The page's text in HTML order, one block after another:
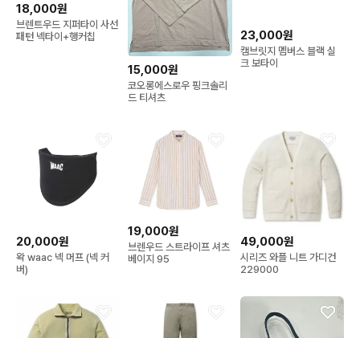
18,000원
브렌트우드 지퍼타이 사선
패턴 넥타이+행커칩
15,000원
코오롱에스로우 핑크솔리
드 티셔츠
23,000원
캠브릿지 멤버스 블랙 실
크 보타이
20,000원
왁 waac 넥 머프 (넥 커
버)
19,000원
브렌우드 스트라이프 셔츠
베이지 95
49,000원
시리즈 와플 니트 가디건
229000